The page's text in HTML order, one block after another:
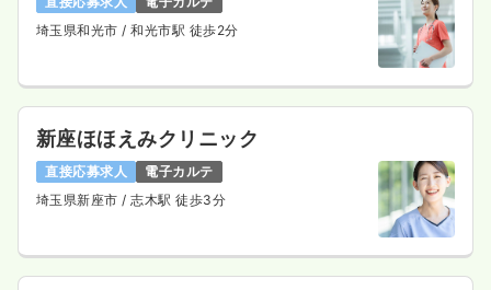
埼玉県和光市/ 和光市駅 徒歩2分
新座ほほえみクリニック
直接応募求人
電子カルテ
埼玉県新座市/ 志木駅 徒歩3分